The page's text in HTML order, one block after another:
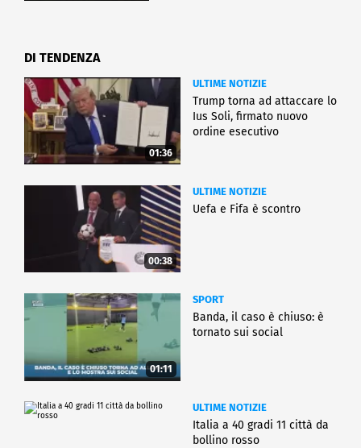
DI TENDENZA
01:36
ULTIME NOTIZIE
Trump torna ad attaccare lo
Ius Soli, firmato nuovo
ordine esecutivo
00:38
ULTIME NOTIZIE
Uefa e Fifa è scontro
01:11
SPORT
Banda, il caso è chiuso: è
tornato sui social
ULTIME NOTIZIE
Italia a 40 gradi 11 città da
bollino rosso